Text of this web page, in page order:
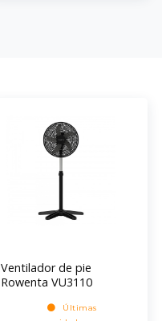
Ventilador de pie
Rowenta VU3110
Últimas